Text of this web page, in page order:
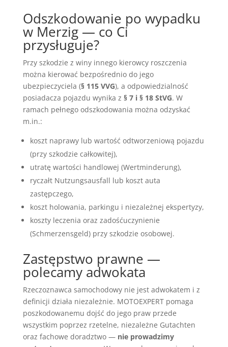
Odszkodowanie po wypadku
w Merzig — co Ci
przysługuje?
Przy szkodzie z winy innego kierowcy roszczenia
można kierować bezpośrednio do jego
ubezpieczyciela (§ 115 VVG), a odpowiedzialność
posiadacza pojazdu wynika z § 7 i § 18 StVG. W
ramach pełnego odszkodowania można odzyskać
m.in.:
koszt naprawy lub wartość odtworzeniową pojazdu
(przy szkodzie całkowitej),
utratę wartości handlowej (Wertminderung),
ryczałt Nutzungsausfall lub koszt auta
zastępczego,
koszt holowania, parkingu i niezależnej ekspertyzy,
koszty leczenia oraz zadośćuczynienie
(Schmerzensgeld) przy szkodzie osobowej.
Zastępstwo prawne —
polecamy adwokata
Rzeczoznawca samochodowy nie jest adwokatem i z
definicji działa niezależnie. MOTOEXPERT pomaga
poszkodowanemu dojść do jego praw przede
wszystkim poprzez rzetelne, niezależne Gutachten
oraz fachowe doradztwo — nie prowadzimy